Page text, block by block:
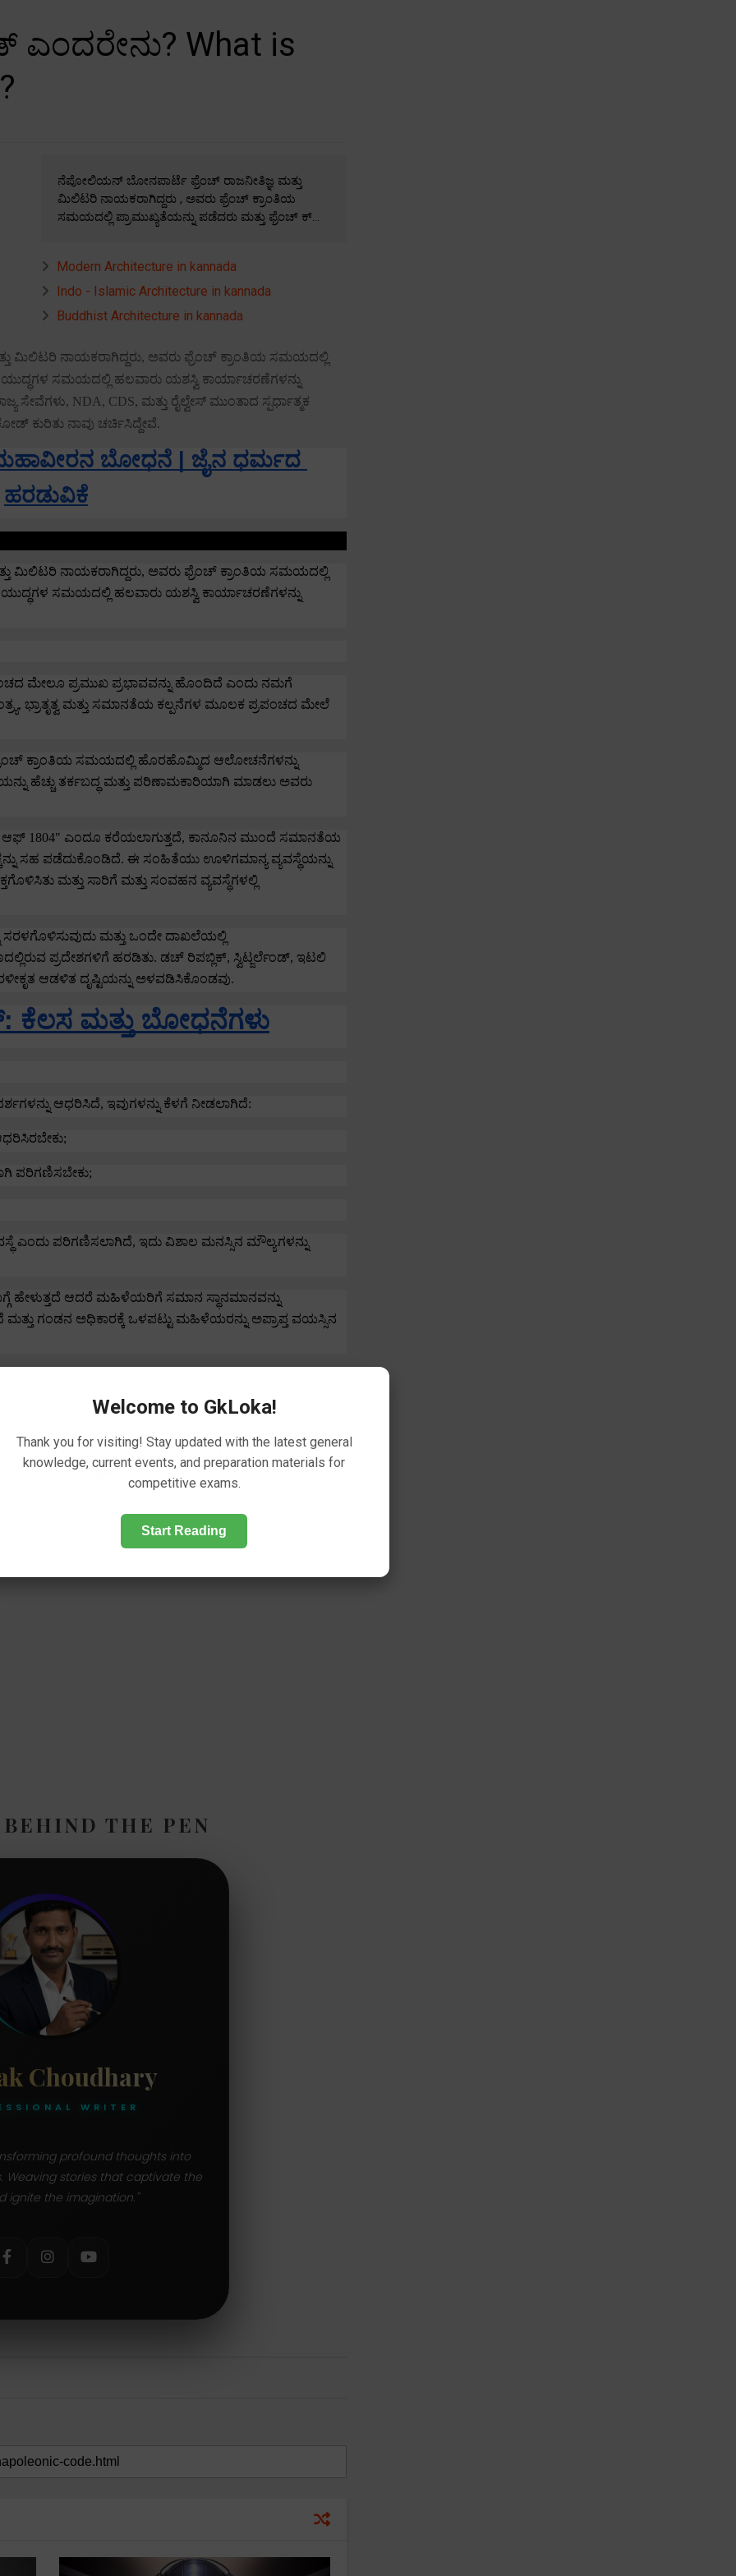
What is
ನೆಪೋಲಿಯನ್ ಬೋನಪಾರ್ಟೆ ಫ್ರೆಂಚ್ ರಾಜನೀತಿಜ್ಞ ಮತ್ತು
ಮಿಲಿಟರಿ ನಾಯಕರಾಗಿದ್ದರು , ಅವರು ಫ್ರೆಂಚ್ ಕ್ರಾಂತಿಯ
ಸಮಯದಲ್ಲಿ ಪ್ರಾಮುಖ್ಯತೆಯನ್ನು ಪಡೆದರು ಮತ್ತು ಫ್ರೆಂಚ್ ಕ್...
Modern Architecture in kannada
Indo - Islamic Architecture in kannada
Buddhist Architecture in kannada
ಮಿಲಿಟರಿ ನಾಯಕರಾಗಿದ್ದರು, ಅವರು ಫ್ರೆಂಚ್ ಕ್ರಾಂತಿಯ ಸಮಯದಲ್ಲಿ
ಯುದ್ಧಗಳ ಸಮಯದಲ್ಲಿ ಹಲವಾರು ಯಶಸ್ವಿ ಕಾರ್ಯಾಚರಣೆಗಳನ್ನು
ಸೇವೆಗಳು, NDA, CDS, ಮತ್ತು ರೈಲ್ವೇಸ್ ಮುಂತಾದ ಸ್ಪರ್ಧಾತ್ಮಕ
ಕುರಿತು ನಾವು ಚರ್ಚಿಸಿದ್ದೇವೆ.
ಬೋಧನೆ | ಜೈನ ಧರ್ಮದ
ಹರಡುವಿಕೆ
ಮಿಲಿಟರಿ ನಾಯಕರಾಗಿದ್ದರು, ಅವರು ಫ್ರೆಂಚ್ ಕ್ರಾಂತಿಯ ಸಮಯದಲ್ಲಿ
ಯುದ್ಧಗಳ ಸಮಯದಲ್ಲಿ ಹಲವಾರು ಯಶಸ್ವಿ ಕಾರ್ಯಾಚರಣೆಗಳನ್ನು
ಮೇಲೂ ಪ್ರಮುಖ ಪ್ರಭಾವವನ್ನು ಹೊಂದಿದೆ ಎಂದು ನಮಗೆ
, ಭ್ರಾತೃತ್ವ ಮತ್ತು ಸಮಾನತೆಯ ಕಲ್ಪನೆಗಳ ಮೂಲಕ ಪ್ರಪಂಚದ ಮೇಲೆ
ಕ್ರಾಂತಿಯ ಸಮಯದಲ್ಲಿ ಹೊರಹೊಮ್ಮಿದ ಆಲೋಚನೆಗಳನ್ನು
ಹೆಚ್ಚು ತರ್ಕಬದ್ಧ ಮತ್ತು ಪರಿಣಾಮಕಾರಿಯಾಗಿ ಮಾಡಲು ಅವರು
ಆಫ್ 1804" ಎಂದೂ ಕರೆಯಲಾಗುತ್ತದೆ, ಕಾನೂನಿನ ಮುಂದೆ ಸಮಾನತೆಯ
ಸಹ ಪಡೆದುಕೊಂಡಿದೆ. ಈ ಸಂಹಿತೆಯು ಊಳಿಗಮಾನ್ಯ ವ್ಯವಸ್ಥೆಯನ್ನು
ಮತ್ತು ಸಾರಿಗೆ ಮತ್ತು ಸಂವಹನ ವ್ಯವಸ್ಥೆಗಳಲ್ಲಿ
ಸರಳಗೊಳಿಸುವುದು ಮತ್ತು ಒಂದೇ ದಾಖಲೆಯಲ್ಲಿ
ಪ್ರದೇಶಗಳಿಗೆ ಹರಡಿತು. ಡಚ್ ರಿಪಬ್ಲಿಕ್, ಸ್ವಿಟ್ಜರ್ಲೆಂಡ್, ಇಟಲಿ
ಆಡಳಿತ ದೃಷ್ಟಿಯನ್ನು ಅಳವಡಿಸಿಕೊಂಡವು.
ಕೆಲಸ ಮತ್ತು ಬೋಧನೆಗಳು
ಆಧರಿಸಿದೆ, ಇವುಗಳನ್ನು ಕೆಳಗೆ ನೀಡಲಾಗಿದೆ:
;
ಪರಿಗಣಿಸಬೇಕು;
ಎಂದು ಪರಿಗಣಿಸಲಾಗಿದೆ, ಇದು ವಿಶಾಲ ಮನಸ್ಸಿನ ಮೌಲ್ಯಗಳನ್ನು
ಆದರೆ ಮಹಿಳೆಯರಿಗೆ ಸಮಾನ ಸ್ಥಾನಮಾನವನ್ನು
ಮತ್ತು ಗಂಡನ ಅಧಿಕಾರಕ್ಕೆ ಒಳಪಟ್ಟು ಮಹಿಳೆಯರನ್ನು ಅಪ್ರಾಪ್ತ ವಯಸ್ಸಿನ
ಪುರುಷ ಹೊಣೆಗಾರಿಕೆಯನ್ನು ಕಡಿಮೆ ಮಾಡುತ್ತದೆ ಮತ್ತು ಅದನ್ನು
ಪುರುಷರು ಇನ್ನು ಮುಂದೆ ಪಿತೃತ್ವದ ಸೂಟ್‌ಗಳಿಗೆ
ಬೆಂಬಲಕ್ಕೆ ಕಾನೂನುಬದ್ಧವಾಗಿ ಜವಾಬ್ದಾರರಾಗಿರುವುದಿಲ್ಲ.
10 ಪ್ರಮುಖ ಸಂಗತಿಗಳು
THE PEN
Choudhary
WRITER
profound thoughts into
Weaving stories that captivate the
ignite the imagination."
Welcome to GkLoka!
Thank you for visiting! Stay updated with the latest general
knowledge, current events, and preparation materials for
competitive exams.
Start Reading